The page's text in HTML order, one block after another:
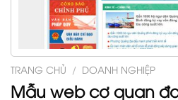
TRANG CHỦ / DOANH NGHIỆP
Mẫu web cơ quan